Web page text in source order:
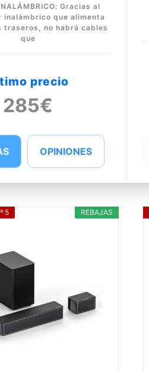
Gracias al
que alimenta
traseros, no habrá cables
que
precio
285€
OPINIONES
REBAJAS
5